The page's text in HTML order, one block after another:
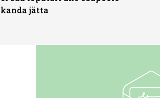
kanda jätta